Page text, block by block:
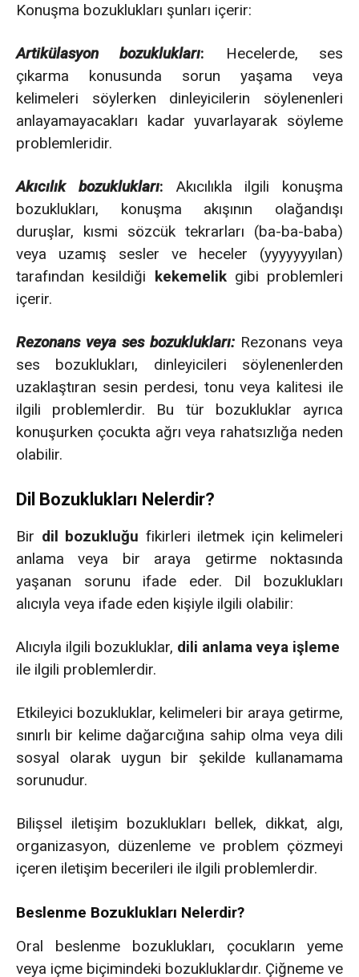
Konuşma bozuklukları şunları içerir:
Artikülasyon bozuklukları: Hecelerde, ses
çıkarma konusunda sorun yaşama veya
kelimeleri söylerken dinleyicilerin söylenenleri
anlayamayacakları kadar yuvarlayarak söyleme
problemleridir.
Akıcılık bozuklukları: Akıcılıkla ilgili konuşma
bozuklukları, konuşma akışının olağandışı
duruşlar, kısmi sözcük tekrarları (ba-ba-baba)
veya uzamış sesler ve heceler (yyyyyyyılan)
tarafından kesildiği kekemelikgibi problemleri
içerir.
Rezonans veya ses bozuklukları: Rezonans veya
ses bozuklukları, dinleyicileri söylenenlerden
uzaklaştıran sesin perdesi, tonu veya kalitesi ile
ilgili problemlerdir. Bu tür bozukluklar ayrıca
konuşurken çocukta ağrı veya rahatsızlığa neden
olabilir.
Dil Bozuklukları Nelerdir?
Bir dil bozukluğu fikirleri iletmek için kelimeleri
anlama veya bir araya getirme noktasında
yaşanan sorunu ifade eder. Dil bozuklukları
alıcıyla veya ifade eden kişiyle ilgili olabilir:
Alıcıyla ilgili bozukluklar, dili anlama veya işleme
ile ilgili problemlerdir.
Etkileyici bozukluklar, kelimeleri bir araya getirme,
sınırlı bir kelime dağarcığına sahip olma veya dili
sosyal olarak uygun bir şekilde kullanamama
sorunudur.
Bilişsel iletişim bozuklukları bellek, dikkat, algı,
organizasyon, düzenleme ve problem çözmeyi
içeren iletişim becerileri ile ilgili problemlerdir.
Beslenme Bozuklukları Nelerdir?
Oral beslenme bozuklukları, çocukların yeme
veya içme biçimindeki bozukluklardır. Çiğneme ve